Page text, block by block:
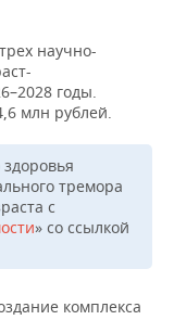
научно-
годы.
млн рублей.
тремора
с
» со ссылкой
комплекса